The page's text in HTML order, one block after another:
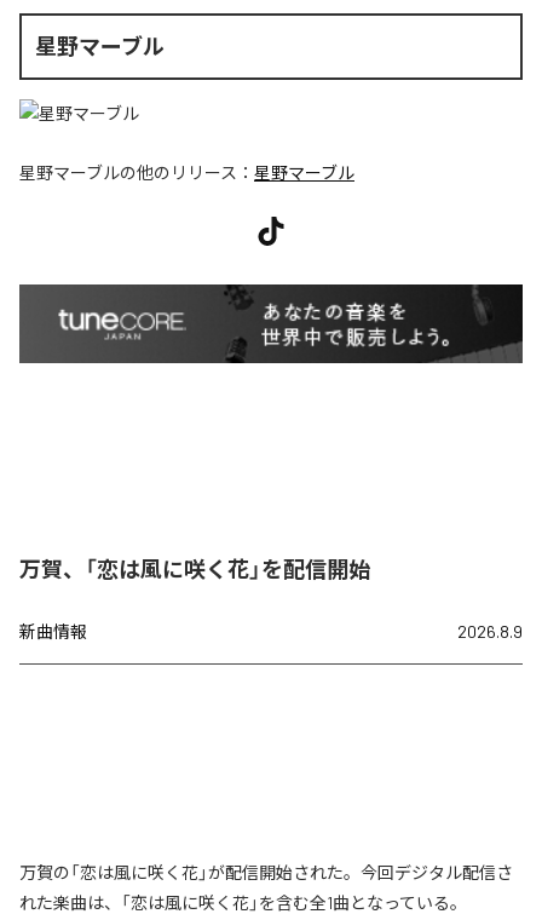
星野マーブル
星野マーブルの他のリリース： 星野マーブル
万賀、「恋は風に咲く花」を配信開始
新曲情報 2026.8.9
万賀の「恋は風に咲く花」が配信開始された。今回デジタル配信さ
れた楽曲は、「恋は風に咲く花」を含む全1曲となっている。